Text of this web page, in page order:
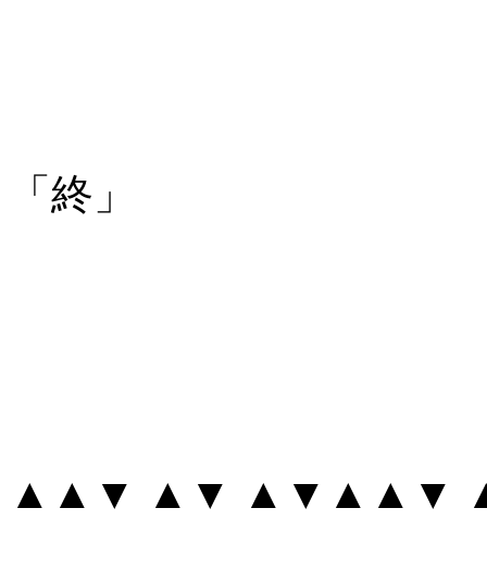
「終」
▲▲▼ ▲▼ ▲▼▲▲▼